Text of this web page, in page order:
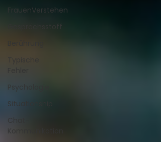
FrauenVerstehen
Gesprächsstoff
Typische
Psychologie
Situationship
Chat-
Kommunikation